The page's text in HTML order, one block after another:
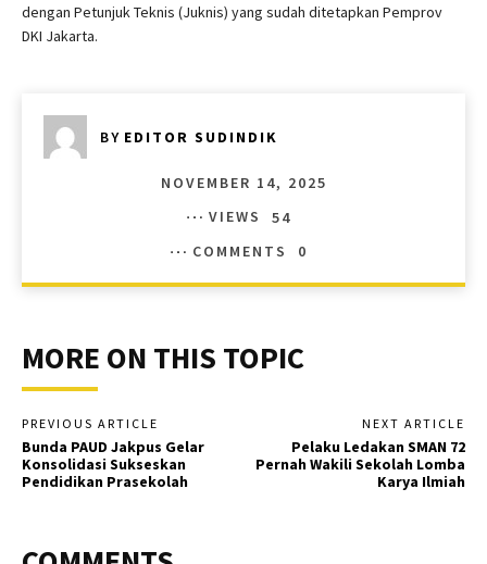
dengan Petunjuk Teknis (Juknis) yang sudah ditetapkan Pemprov
DKI Jakarta.
BY EDITOR SUDINDIK
NOVEMBER 14, 2025
VIEWS
54
COMMENTS
0
MORE ON THIS TOPIC
PREVIOUS ARTICLE
Bunda PAUD Jakpus Gelar
Konsolidasi Sukseskan
Pendidikan Prasekolah
NEXT ARTICLE
Pelaku Ledakan SMAN 72
Pernah Wakili Sekolah Lomba
Karya Ilmiah